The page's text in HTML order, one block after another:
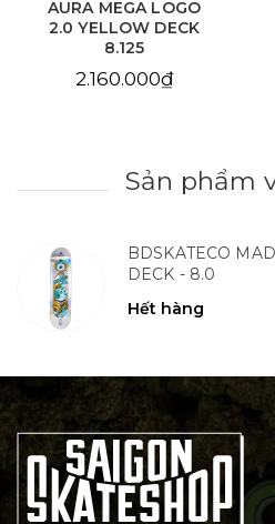
AURA MEGA LOGO
2.0 RED DECK 8.0
2.160.000₫
Sản phẩm
BDSKATECO
DECK - 8.0
Hết hàng